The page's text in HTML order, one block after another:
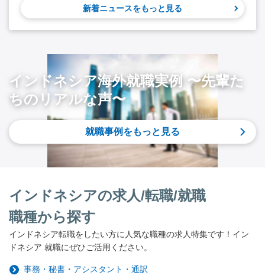
新着ニュースをもっと見る
インドネシア海外就職実例 〜先輩た
ちのリアルな声〜
就職事例をもっと見る
インドネシアの求人/転職/就職
職種から探す
インドネシア転職をしたい方に人気な職種の求人特集です！イン
ドネシア 就職にぜひご活用ください。
事務・秘書・アシスタント・通訳